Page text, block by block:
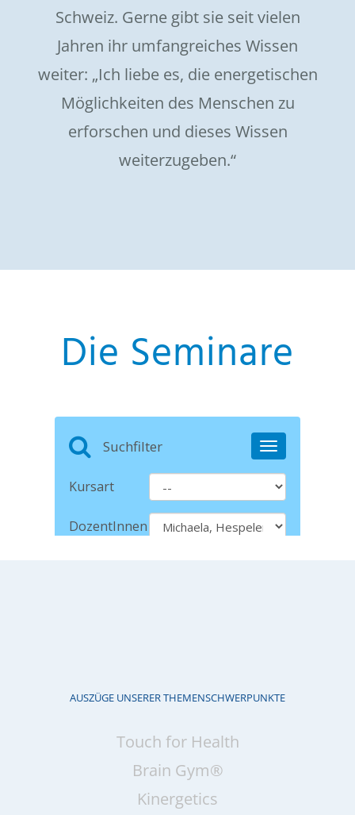
Schweiz. Gerne gibt sie seit vielen
Jahren ihr umfangreiches Wissen
weiter: „Ich liebe es, die energetischen
Möglichkeiten des Menschen zu
erforschen und dieses Wissen
weiterzugeben.“
Die Seminare
AUSZÜGE UNSERER THEMENSCHWERPUNKTE
Touch for Health
Brain Gym®
Kinergetics